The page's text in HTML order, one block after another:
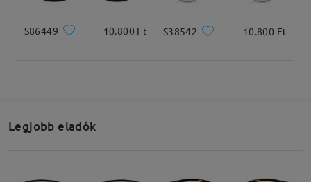
S86449 10.800 Ft S38542 10.800 Ft
Legjobb eladók